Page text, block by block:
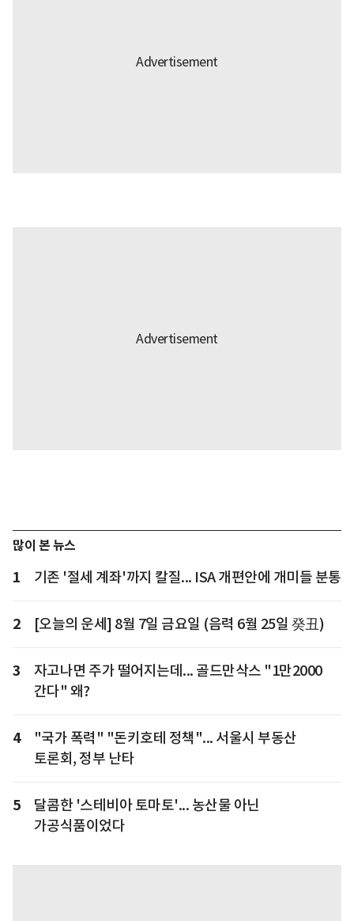
많이 본 뉴스
1 기존 '절세 계좌'까지 칼질... ISA 개편안에 개미들 분통
2 [오늘의 운세] 8월 7일 금요일 (음력 6월 25일 癸丑)
3
자고나면 주가 떨어지는데... 골드만삭스 "1만2000
간다" 왜?
4
"국가 폭력" "돈키호테 정책"... 서울시 부동산
토론회, 정부 난타
5
달콤한 '스테비아 토마토'... 농산물 아닌
가공식품이었다